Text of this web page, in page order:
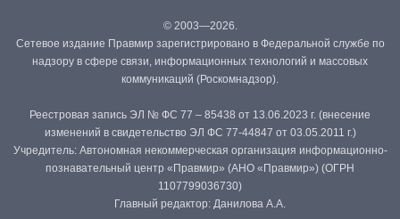
© 2003—2026.
Сетевое издание Правмир зарегистрировано в Федеральной службе по
надзору в сфере связи, информационных технологий и массовых
коммуникаций (Роскомнадзор).
Реестровая запись ЭЛ № ФС 77 – 85438 от 13.06.2023 г. (внесение
изменений в свидетельство ЭЛ ФС 77-44847 от 03.05.2011 г.)
Учредитель: Автономная некоммерческая организация информационно-
познавательный центр «Правмир» (АНО «Правмир») (ОГРН
1107799036730)
Главный редактор: Данилова А.А.